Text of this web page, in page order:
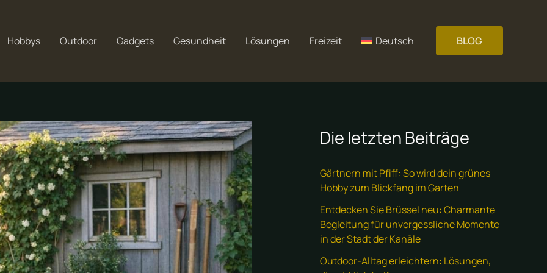
Hobbys Outdoor Gadgets Gesundheit Lösungen Freizeit Deutsch BLOG
Die letzten Beiträge
Gärtnern mit Pfiff: So wird dein grünes
Hobby zum Blickfang im Garten
Entdecken Sie Brüssel neu: Charmante
Begleitung für unvergessliche Momente
in der Stadt der Kanäle
Outdoor-Alltag erleichtern: Lösungen,